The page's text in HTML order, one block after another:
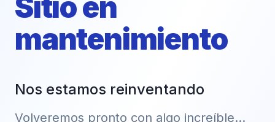
mantenimiento
Nos estamos reinventando
Volveremos pronto con algo increíble...